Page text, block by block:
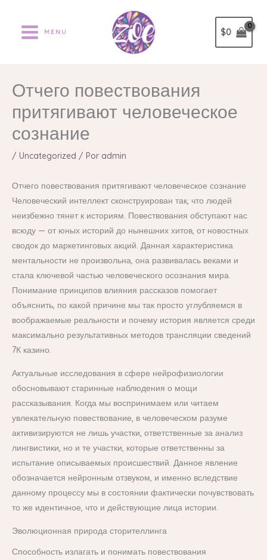
contenido
MENU $0
Отчего повествования
притягивают человеческое
сознание
/ Uncategorized / Por admin
Отчего повествования притягивают человеческое сознание
Человеческий интеллект сконструирован так, что людей
неизбежно тянет к историям. Повествования обступают нас
всюду — от юных историй до нынешних хитов, от новостных
сводок до маркетинговых акций. Данная характеристика
ментальности не произвольна, она развивалась веками и
стала ключевой частью человеческого осознания мира.
Понимание принципов влияния рассказов помогает
объяснить, по какой причине мы так просто углубляемся в
воображаемые реальности и почему история является среди
максимально результативных методов трансляции сведений
7К казино.
Актуальные исследования в сфере нейрофизиологии
обосновывают старинные наблюдения о мощи
рассказывания. Когда мы воспринимаем или читаем
увлекательную повествование, в человеческом разуме
активизируются не лишь участки, ответственные за анализ
лингвистики, но и те участки, которые ответственны за
испытание описываемых происшествий. Данное явление
обозначается нейронным отзвуком, и именно вследствие
данному процессу мы в состоянии фактически почувствовать
то же идентичное, что и действующие лица истории.
Эволюционная природа сторителлинга
Способность излагать и понимать повествования